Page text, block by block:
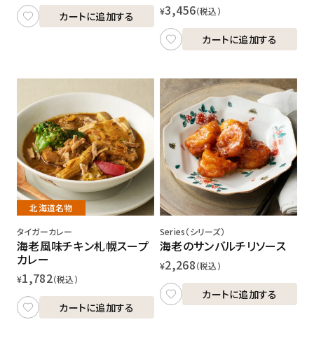
カートに追加する ¥3,456（税込）
カートに追加する
北海道名物
タイガーカレー
海老風味チキン札幌スープ
カレー
¥1,782（税込）
カートに追加する
Series（シリーズ）
海老のサンバルチリソース
¥2,268（税込）
カートに追加する